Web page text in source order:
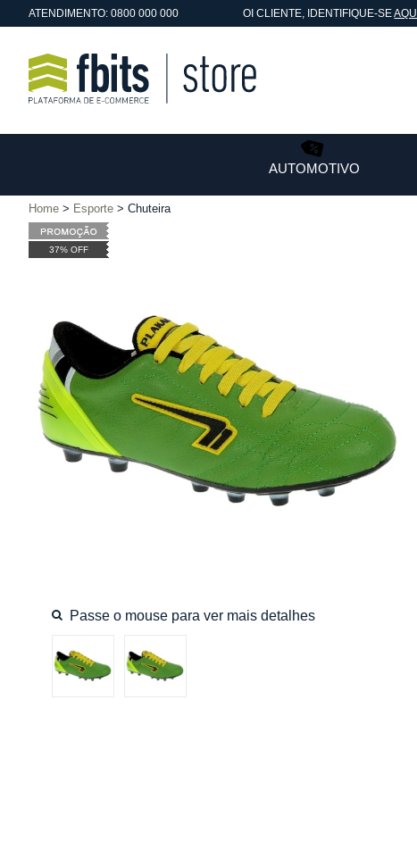
ATENDIMENTO: 0800 000 000 OICLIENTE, IDENTIFIQUE-SEAQUI
AUTOMOTIVO
Home Esporte Chuteira
37% OFF